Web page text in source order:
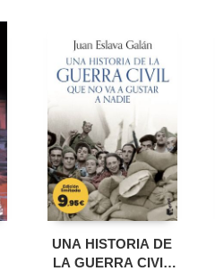
UNA HISTORIA DE
LA GUERRA CIVIL